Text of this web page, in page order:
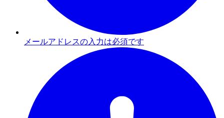
メールアドレスの入力は必須です